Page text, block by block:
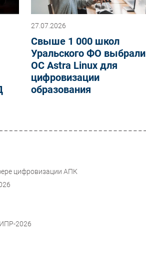
27.07.2026
Свыше 1 000 школ
Уральского ФО выбрали
ОС Astra Linux для
цифровизации
образования
цифровизации АПК
2026